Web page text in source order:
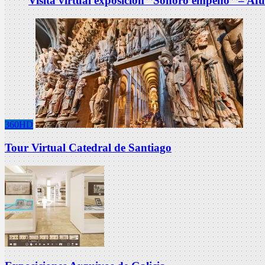
360HD
Tour Virtual Catedral de Santiago